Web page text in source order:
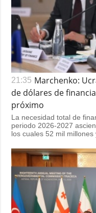
21:35 Marchenko:
de dólares de
próximo
La necesidad total de
periodo 2026-2027
los cuales 52 mil